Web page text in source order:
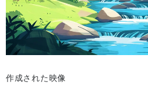
作成された映像